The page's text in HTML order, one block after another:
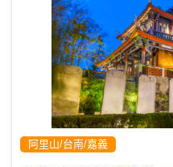
阿里山/台南/嘉義